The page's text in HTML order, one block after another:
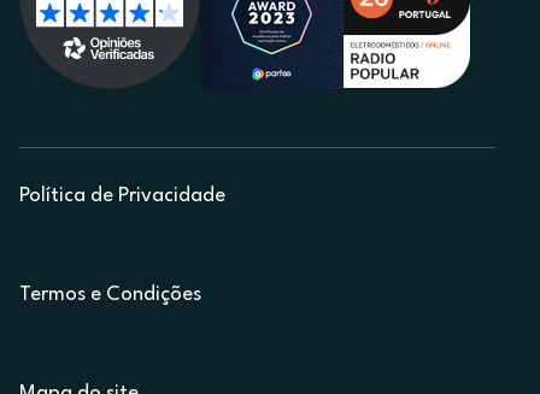
Política de Privacidade
Termos e Condições